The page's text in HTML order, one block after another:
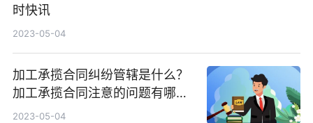
时快讯
2023-05-04
加工承揽合同纠纷管辖是什么？
加工承揽合同注意的问题有哪
些？
2023-05-04